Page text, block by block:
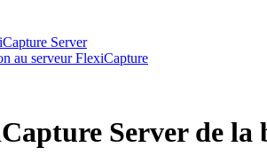
Server
au serveur FlexiCapture
Server de la